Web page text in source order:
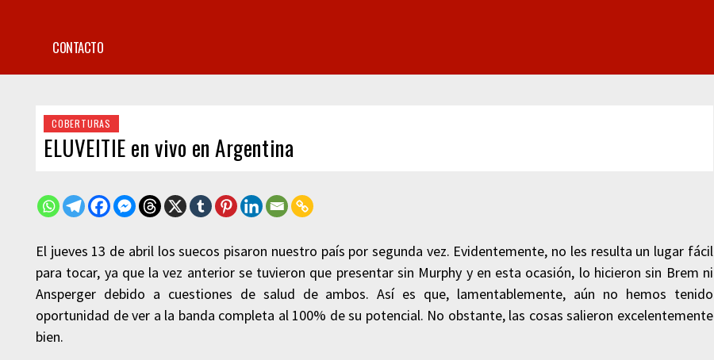
CONTACTO
COBERTURAS
ELUVEITIE en vivo en Argentina
El jueves 13 de abril los suecos pisaron nuestro país por segunda vez. Evidentemente, no les resulta un lugar fácil
para tocar, ya que la vez anterior se tuvieron que presentar sin Murphy y en esta ocasión, lo hicieron sin Brem ni
Ansperger debido a cuestiones de salud de ambos. Así es que, lamentablemente, aún no hemos tenido
oportunidad de ver a la banda completa al 100% de su potencial. No obstante, las cosas salieron excelentemente
bien.